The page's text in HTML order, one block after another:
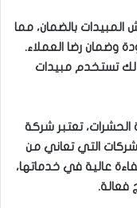
بالضمان، مما
وضمان رضا العملاء.
تستخدم مبيدات
تعتبر شركة
التي تعاني من
عالية في خدماتها،
فعالة.